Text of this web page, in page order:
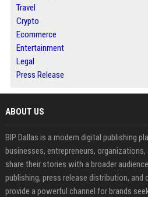
Travel
Crypto
Ecommerce
Entertainment
Legal
Press Release
ABOUT US
BIP Dallas is a modern digital publishing
businesses, entrepreneurs,
share their stories with a broader
publishing, press release distribution,
provide a powerful channel for brands